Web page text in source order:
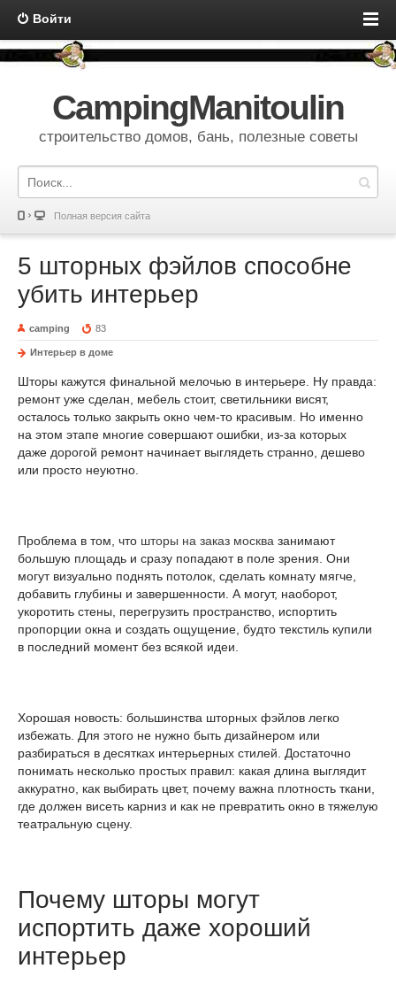
Войти
CampingManitoulin
строительство домов, бань, полезные советы
Полная версия сайта
5 шторных фэйлов способне
убить интерьер
camping 83
Интерьер в доме
Шторы кажутся финальной мелочью в интерьере. Ну правда:
ремонт уже сделан, мебель стоит, светильники висят,
осталось только закрыть окно чем-то красивым. Но именно
на этом этапе многие совершают ошибки, из-за которых
даже дорогой ремонт начинает выглядеть странно, дешево
или просто неуютно.
Проблема в том, что шторы на заказ москва занимают
большую площадь и сразу попадают в поле зрения. Они
могут визуально поднять потолок, сделать комнату мягче,
добавить глубины и завершенности. А могут, наоборот,
укоротить стены, перегрузить пространство, испортить
пропорции окна и создать ощущение, будто текстиль купили
в последний момент без всякой идеи.
Хорошая новость: большинства шторных фэйлов легко
избежать. Для этого не нужно быть дизайнером или
разбираться в десятках интерьерных стилей. Достаточно
понимать несколько простых правил: какая длина выглядит
аккуратно, как выбирать цвет, почему важна плотность ткани,
где должен висеть карниз и как не превратить окно в тяжелую
театральную сцену.
Почему шторы могут
испортить даже хороший
интерьер